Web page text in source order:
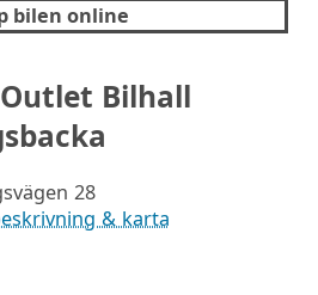
bilen online
Bilhall
28
& karta